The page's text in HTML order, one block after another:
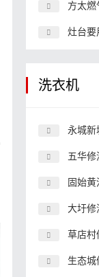
方太燃
灶台要
洗衣机
永城新城
五华修洗
固始黄河
大圩修洗
草店村修
生态城修